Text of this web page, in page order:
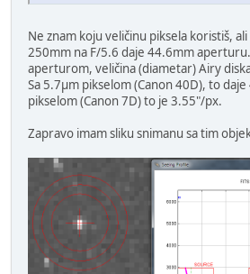
Ne znam koju veličinu piksela koristiš,
250mm na F/5.6 daje 44.6mm
aperturom, veličina (diametar) Airy
Sa 5.7µm pikselom (Canon 40D), to
pikselom (Canon 7D) to je 3.55"/px.
Zapravo imam sliku snimanu sa tim